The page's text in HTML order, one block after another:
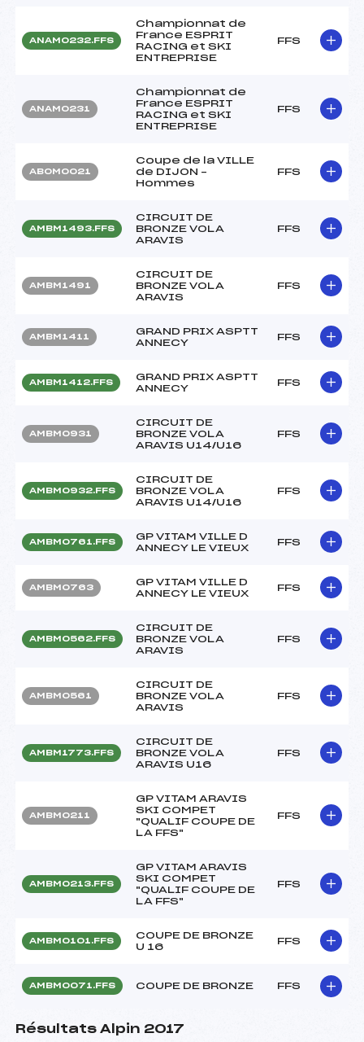
ANAM0232.FFS
Championnat de
France ESPRIT
RACING et SKI
ENTREPRISE
FFS
ANAM0231
Championnat de
France ESPRIT
RACING et SKI
ENTREPRISE
FFS
ABOM0021
Coupe de la VILLE
de DIJON –
Hommes
FFS
AMBM1493.FFS
CIRCUIT DE
BRONZE VOLA
ARAVIS
FFS
AMBM1491
CIRCUIT DE
BRONZE VOLA
ARAVIS
FFS
AMBM1411
GRAND PRIX ASPTT
ANNECY
FFS
AMBM1412.FFS
GRAND PRIX ASPTT
ANNECY
FFS
AMBM0931
CIRCUIT DE
BRONZE VOLA
ARAVIS U14/U16
FFS
AMBM0932.FFS
CIRCUIT DE
BRONZE VOLA
ARAVIS U14/U16
FFS
AMBM0761.FFS
GP VITAM VILLE D
ANNECY LE VIEUX
FFS
AMBM0763
GP VITAM VILLE D
ANNECY LE VIEUX
FFS
AMBM0562.FFS
CIRCUIT DE
BRONZE VOLA
ARAVIS
FFS
AMBM0561
CIRCUIT DE
BRONZE VOLA
ARAVIS
FFS
AMBM1773.FFS
CIRCUIT DE
BRONZE VOLA
ARAVIS U16
FFS
AMBM0211
GP VITAM ARAVIS
SKI COMPET
"QUALIF COUPE DE
LA FFS"
FFS
AMBM0213.FFS
GP VITAM ARAVIS
SKI COMPET
"QUALIF COUPE DE
LA FFS"
FFS
AMBM0101.FFS
COUPE DE BRONZE
U 16
FFS
AMBM0071.FFS COUPE DE BRONZE FFS
Résultats Alpin 2017